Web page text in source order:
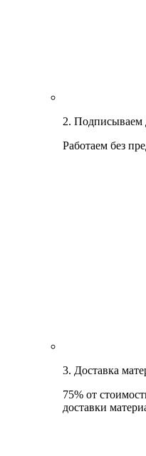
2. Подписываем
Работаем без
3. Доставка
75% от
доставки